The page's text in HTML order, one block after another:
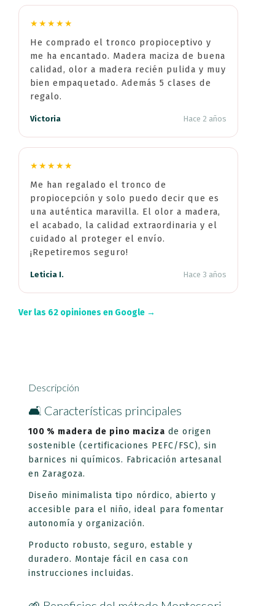
★★★★★
He comprado el tronco propioceptivo y
me ha encantado. Madera maciza de buena
calidad, olor a madera recién pulida y muy
bien empaquetado. Además 5 clases de
regalo.
Victoria Hace 2 años
★★★★★
Me han regalado el tronco de
propiocepción y solo puedo decir que es
una auténtica maravilla. El olor a madera,
el acabado, la calidad extraordinaria y el
cuidado al proteger el envío.
¡Repetiremos seguro!
Leticia I. Hace 3 años
Ver las 62 opiniones en Google →
Descripción
🛋️ Características principales
100 % madera de pino maciza de origen
sostenible (certificaciones PEFC/FSC), sin
barnices ni químicos. Fabricación artesanal
en Zaragoza.
Diseño minimalista tipo nórdico, abierto y
accesible para el niño, ideal para fomentar
autonomía y organización.
Producto robusto, seguro, estable y
duradero. Montaje fácil en casa con
instrucciones incluidas.